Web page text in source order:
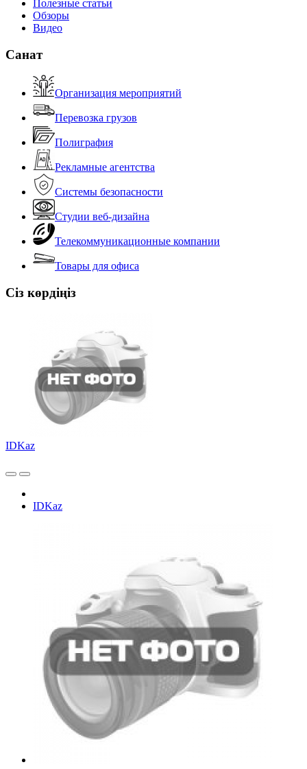
Полезные статьи
Обзоры
Видео
Санат
Организация мероприятий
Перевозка грузов
Полиграфия
Рекламные агентства
Системы безопасности
Студии веб-дизайна
Телекоммуникационные компании
Товары для офиса
Сіз көрдіңіз
IDKaz
IDKaz